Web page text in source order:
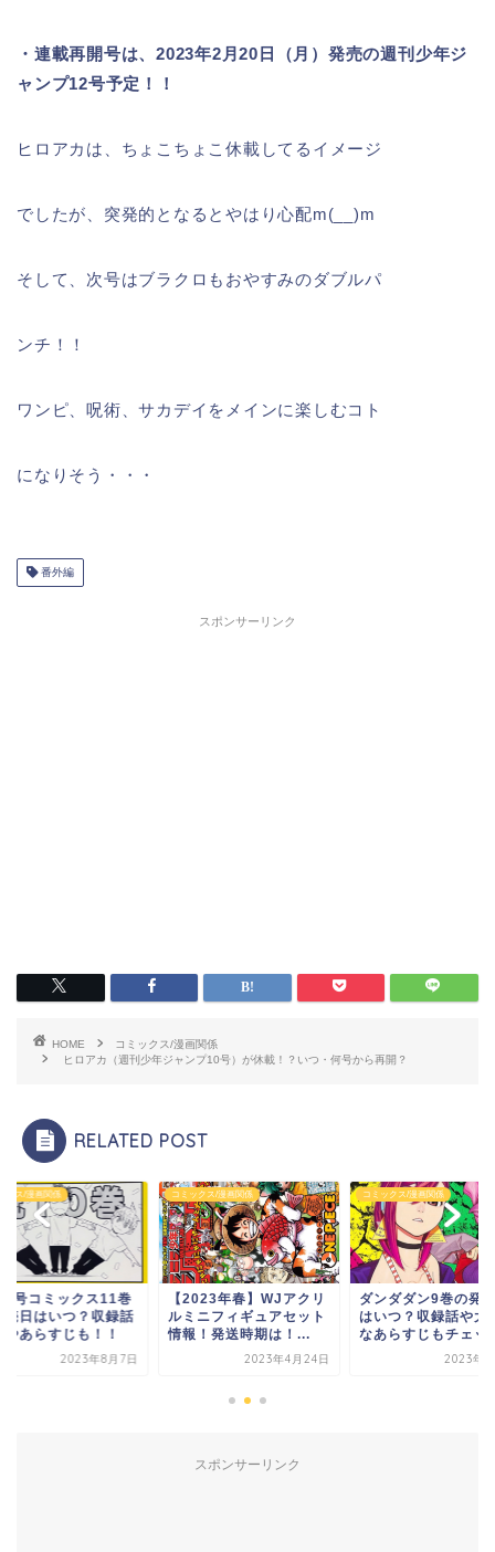
・連載再開号は、2023年2月20日（月）発売の週刊少年ジ
ャンプ12号予定！！
ヒロアカは、ちょこちょこ休載してるイメージ
でしたが、突発的となるとやはり心配m(__)m
そして、次号はブラクロもおやすみのダブルパ
ンチ！！
ワンピ、呪術、サカデイをメインに楽しむコト
になりそう・・・
番外編
スポンサーリンク
HOME
コミックス/漫画関係
ヒロアカ（週刊少年ジャンプ10号）が休載！？いつ・何号から再開？
RELATED POST
コミックス/漫画関係
【2023年春】WJアクリ
ルミニフィギュアセット
情報！発送時期は！...
2023年4月24日
コミックス/漫画関係
ダンダダン9巻の発売日
はいつ？収録話や大まか
なあらすじもチェック！
2023年1月5日
コミックス/漫画関係
怪獣8号コミッ
の発売日はいつ
情報やあらすじ
スポンサーリンク